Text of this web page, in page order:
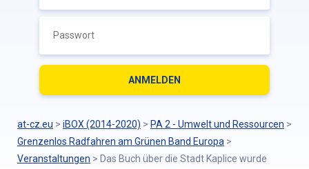
at-cz.eu > iBOX (2014-2020) > PA 2 - Umwelt und Ressourcen >
Grenzenlos Radfahren am Grünen Band Europa >
Veranstaltungen > Das Buch über die Stadt Kaplice wurde